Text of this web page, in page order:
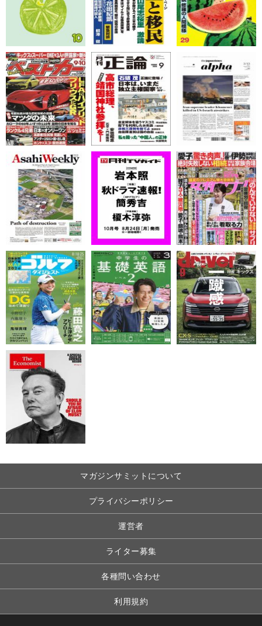
マガジンサミットについて
プライバシーポリシー
運営者
ライター募集
各種問い合わせ
利用規約